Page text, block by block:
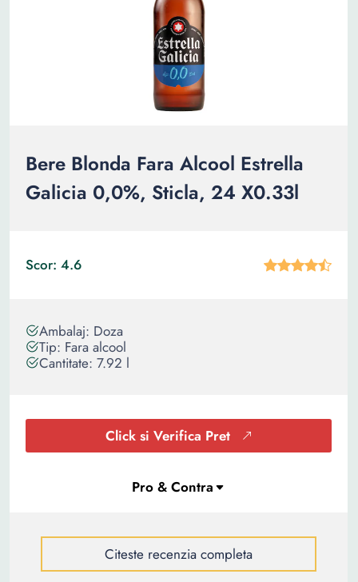
Bere Blonda Fara Alcool Estrella
Galicia 0,0%, Sticla, 24 X0.33l
Scor: 4.6
Ambalaj: Doza
Tip: Fara alcool
Cantitate: 7.92 l
Click si Verifica Pret
Citeste recenzia completa